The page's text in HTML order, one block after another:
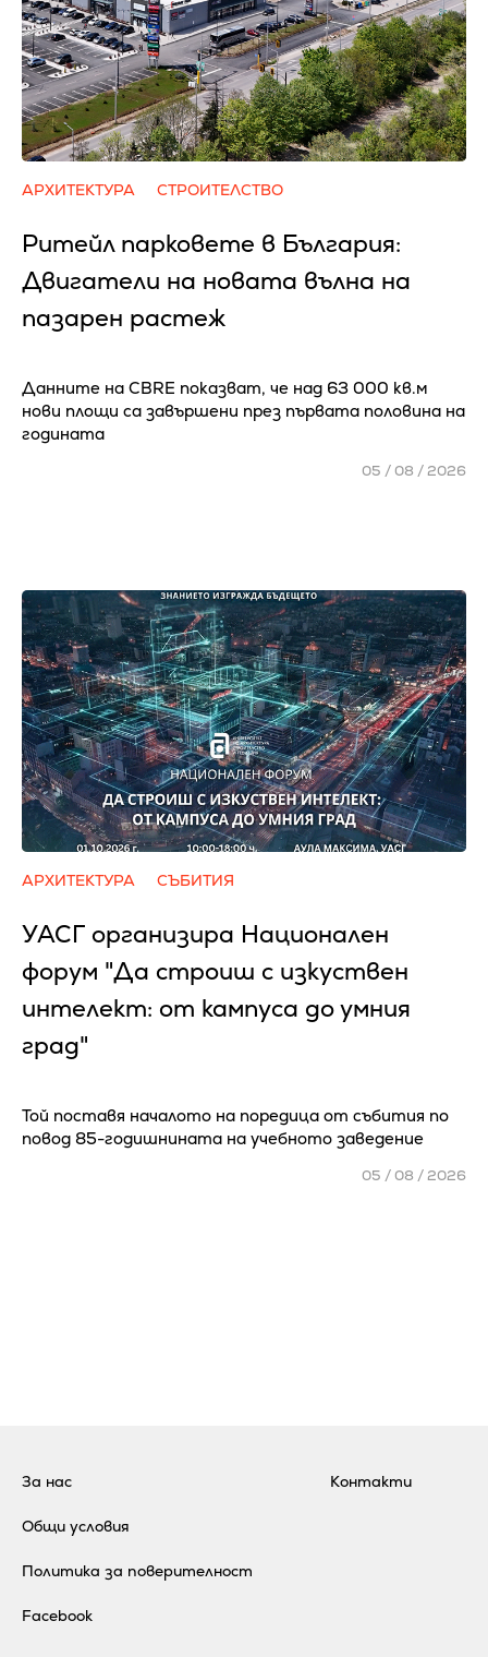
АРХИТЕКТУРА СТРОИТЕЛСТВО
Ритейл парковете в България:
Двигатели на новата вълна на
пазарен растеж
Данните на CBRE показват, че над 63 000 кв.м
нови площи са завършени през първата половина на
годината
05 / 08 / 2026
АРХИТЕКТУРА СЪБИТИЯ
УАСГ организира Национален
форум "Да строиш с изкуствен
интелект: от кампуса до умния
град"
Той поставя началото на поредица от събития по
повод 85-годишнината на учебното заведение
05 / 08 / 2026
За нас
Общи условия
Политика за поверителност
Контакти
Facebook